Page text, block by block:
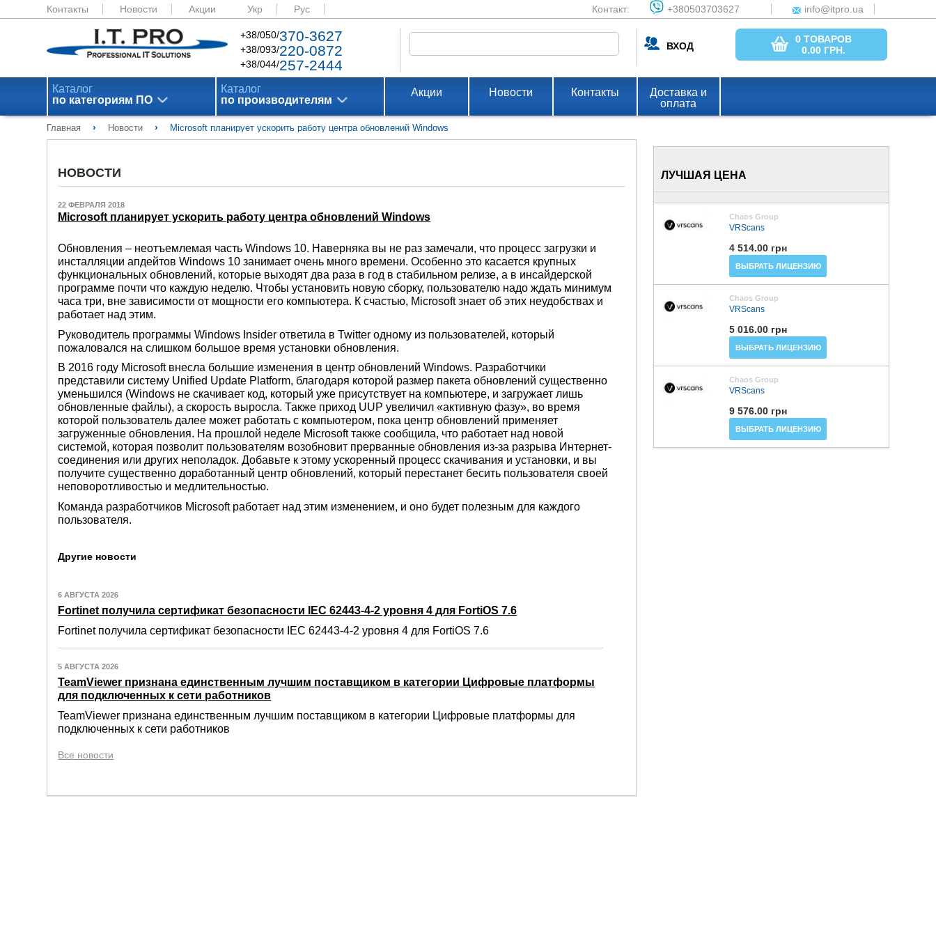
Контакты Новости Акции Укр Рус Контакт: +380503703627 info@itpro.ua
+38/050/370-3627
+38/093/220-0872
+38/044/257-2444
ВХОД
0 ТОВАРОВ
0.00 ГРН.
Каталог
по категориям ПО
Каталог
по производителям
Акции Новости Контакты
Доставка и
оплата
Главная › Новости › Microsoft планирует ускорить работу центра обновлений Windows
НОВОСТИ
22 ФЕВРАЛЯ 2018
Microsoft планирует ускорить работу центра обновлений Windows
Обновления – неотъемлемая часть Windows 10. Наверняка вы не раз замечали, что процесс загрузки и
инсталляции апдейтов Windows 10 занимает очень много времени. Особенно это касается крупных
функциональных обновлений, которые выходят два раза в год в стабильном релизе, а в инсайдерской
программе почти что каждую неделю. Чтобы установить новую сборку, пользователю надо ждать минимум
часа три, вне зависимости от мощности его компьютера. К счастью, Microsoft знает об этих неудобствах и
работает над этим.
Руководитель программы Windows Insider ответила в Twitter одному из пользователей, который
пожаловался на слишком большое время установки обновления.
В 2016 году Microsoft внесла большие изменения в центр обновлений Windows. Разработчики
представили систему Unified Update Platform, благодаря которой размер пакета обновлений существенно
уменьшился (Windows не скачивает код, который уже присутствует на компьютере, и загружает лишь
обновленные файлы), а скорость выросла. Также приход UUP увеличил «активную фазу», во время
которой пользователь далее может работать с компьютером, пока центр обновлений применяет
загруженные обновления. На прошлой неделе Microsoft также сообщила, что работает над новой
системой, которая позволит пользователям возобновит прерванные обновления из-за разрыва Интернет-
соединения или других неполадок. Добавьте к этому ускоренный процесс скачивания и установки, и вы
получите существенно доработанный центр обновлений, который перестанет бесить пользователя своей
неповоротливостью и медлительностью.
Команда разработчиков Microsoft работает над этим изменением, и оно будет полезным для каждого
пользователя.
Другие новости
6 АВГУСТА 2026
Fortinet получила сертификат безопасности IEC 62443-4-2 уровня 4 для FortiOS 7.6
Fortinet получила сертификат безопасности IEC 62443-4-2 уровня 4 для FortiOS 7.6
5 АВГУСТА 2026
TeamViewer признана единственным лучшим поставщиком в категории Цифровые платформы
для подключенных к сети работников
TeamViewer признана единственным лучшим поставщиком в категории Цифровые платформы для
подключенных к сети работников
Все новости
ЛУЧШАЯ ЦЕНА
Chaos Group
VRScans
4 514.00 грн
ВЫБРАТЬ ЛИЦЕНЗИЮ
Chaos Group
VRScans
5 016.00 грн
ВЫБРАТЬ ЛИЦЕНЗИЮ
Chaos Group
VRScans
9 576.00 грн
ВЫБРАТЬ ЛИЦЕНЗИЮ